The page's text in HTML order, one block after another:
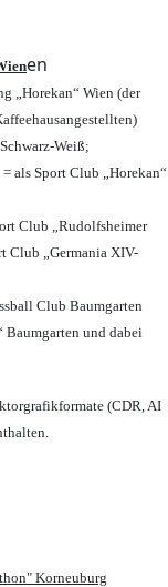
en
„Horekan“ Wien (der
Weiß;
als Sport Club „Horekan“
Club „Rudolfsheimer
Club „Germania XIV-
Club Baumgarten
Baumgarten und dabei
(CDR, AI
Korneuburg